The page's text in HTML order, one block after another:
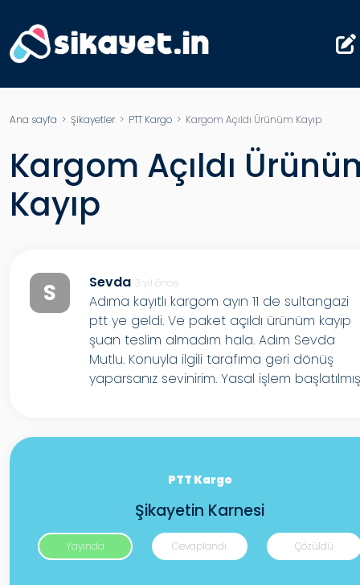
Ana sayfa > Şikayetler> PTT Kargo > Kargom Açıldı Ürünüm Kayıp
Kargom Açıldı
Kayıp
S Sevda 3 yıl önce
Adıma kayıtlı kargom ayın 11 de sultangazi
ptt ye geldi. Ve paket açıldı ürünüm kayıp
şuan teslim almadım hala. Adım Sevda
Mutlu. Konuyla ilgili tarafıma geri dönüş
yaparsanız sevinirim. Yasal işlem
PTT Kargo
Şikayetin Karnesi
Yayında Cevaplandı Çözüldü